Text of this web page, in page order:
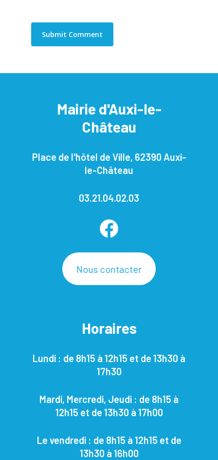
Mairie d'Auxi-le-
Château
Place de l'hôtel de Ville, 62390 Auxi-
le-Château
03.21.04.02.03
Nous contacter
Horaires
Lundi : de 8h15 à 12h15 et de 13h30 à
17h30
Mardi, Mercredi, Jeudi : de 8h15 à
12h15 et de 13h30 à 17h00
Le vendredi : de 8h15 à 12h15 et de
13h30 à 16h00